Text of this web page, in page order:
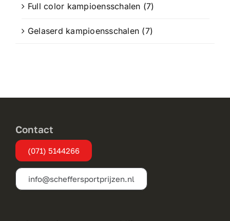
Full color kampioensschalen (7)
Gelaserd kampioensschalen (7)
Contact
(071) 5144266
info@scheffersportprijzen.nl